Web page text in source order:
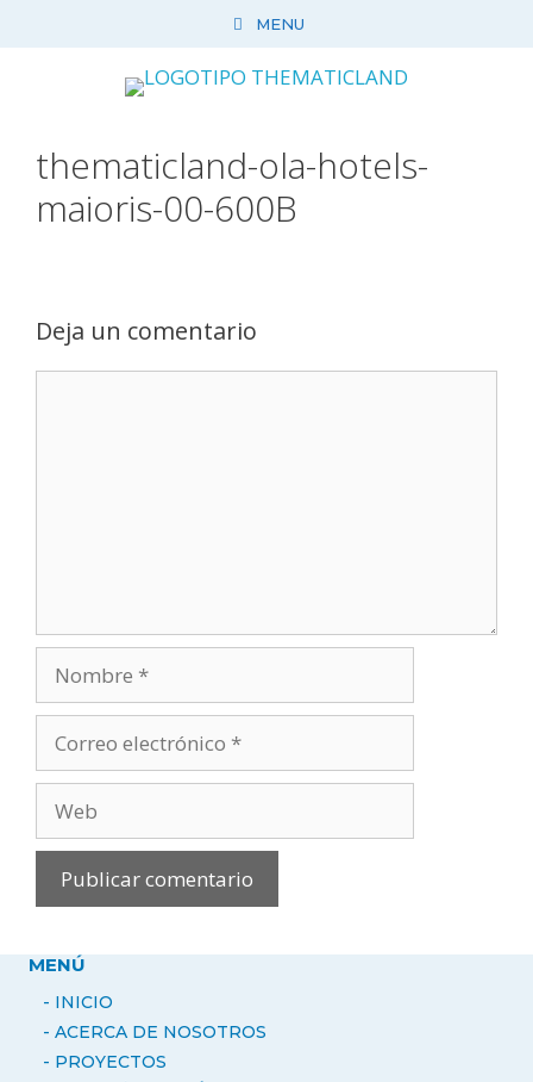
MENU
thematicland-ola-hotels-
maioris-00-600B
Deja un comentario
electrónico
MENÚ
- INICIO
- ACERCA DE NOSOTROS
- PROYECTOS